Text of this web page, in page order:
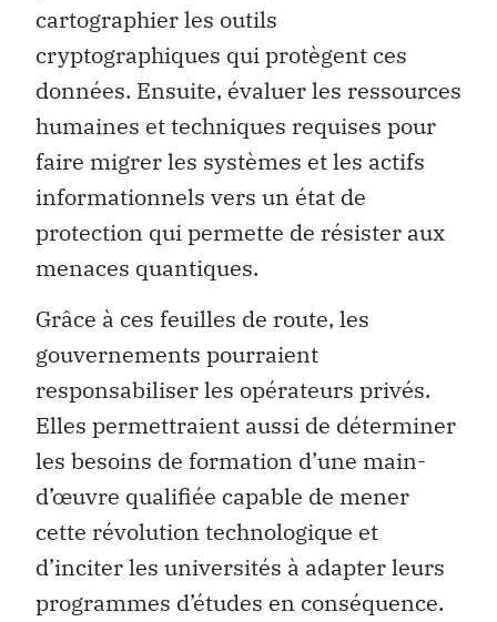
cartographier les outils
cryptographiques qui protègent ces
données. Ensuite, évaluer les ressources
humaines et techniques requises pour
faire migrer les systèmes et les actifs
informationnels vers un état de
protection qui permette de résister aux
menaces quantiques.
Grâce à ces feuilles de route, les
gouvernements pourraient
responsabiliser les opérateurs privés.
Elles permettraient aussi de déterminer
les besoins de formation d’une main-
d’œuvre qualifiée capable de mener
cette révolution technologique et
d’inciter les universités à adapter leurs
programmes d’études en conséquence.